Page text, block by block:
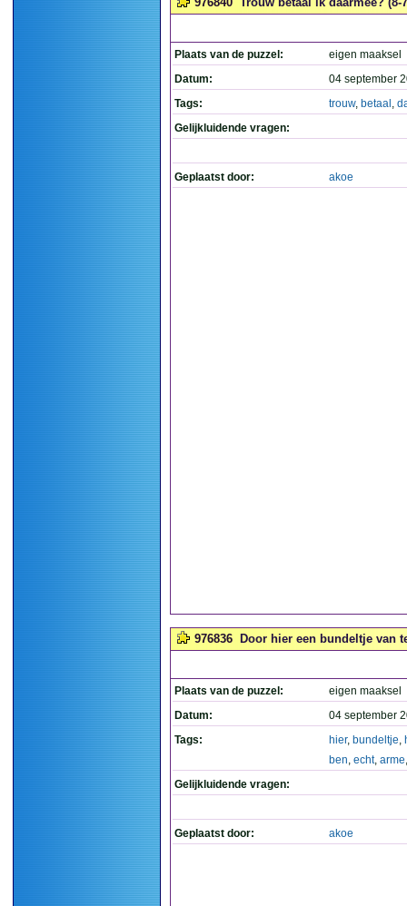
Plaats van de puzzel:
eigen maaksel
Datum:
04 september
Tags:
trouw, betaal ,
Gelijkluidende vragen:
Geplaatst door: akoe
976836 Door hier een bundeltje van
Plaats van de puzzel:
eigen maaksel
Datum:
04 september
Tags:
hier, bundeltje,
ben, echt, arme
Gelijkluidende vragen:
Geplaatst door: akoe